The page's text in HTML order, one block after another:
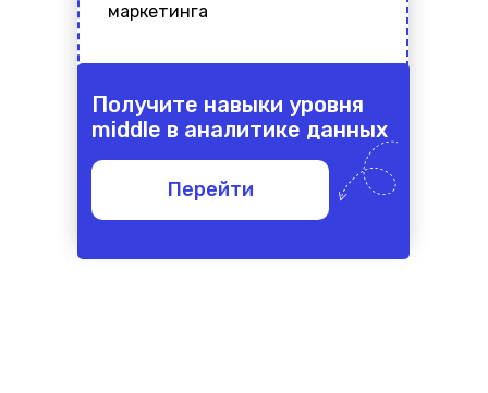
маркетинга
Получите навыки уровня
middle в аналитике данных
Перейти